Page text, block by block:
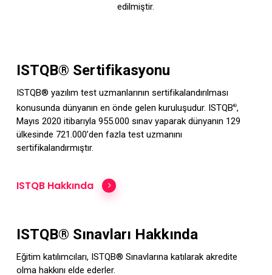
edilmiştir.
ISTQB® Sertifikasyonu
ISTQB® yazılım test uzmanlarının sertifikalandırılması
konusunda dünyanın en önde gelen kuruluşudur. ISTQB®,
Mayıs 2020 itibarıyla 955.000 sınav yaparak dünyanın 129
ülkesinde 721.000’den fazla test uzmanını
sertifikalandırmıştır.
ISTQB Hakkında
ISTQB® Sınavları Hakkında
Eğitim katılımcıları, ISTQB® Sınavlarına katılarak akredite
olma hakkını elde ederler.